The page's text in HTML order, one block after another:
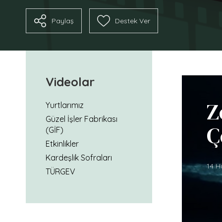
PROJELER
TEDxVefaWomen
Belleklerde 15 Temmuz
GİF Ankara
GİF Silopi
TÜRGEV KARİYER
Yerleşkeler
Sosyal Medya
Paylaş Destek Ver
Videolar
Yurtlarımız
Güzel İşler Fabrikası
(GİF)
Etkinlikler
Kardeşlik Sofraları
TÜRGEV
14